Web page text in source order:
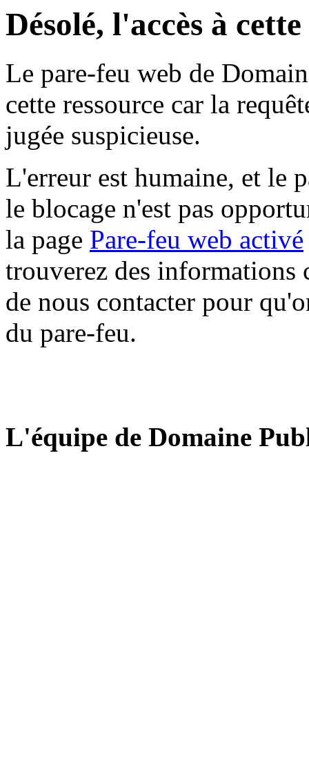
Désolé, l'accès à
Le pare-feu web de
cette ressource car la
jugée suspicieuse.
L'erreur est humaine, et le
le blocage n'est pas
la page Pare-feu web activé
trouverez des informations
de nous contacter pour
du pare-feu.
L'équipe de Domaine